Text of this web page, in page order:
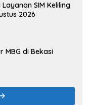
SIM Keliling
2026
MBG di Bekasi